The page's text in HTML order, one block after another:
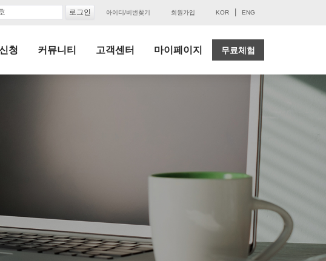
아이디/비번찾기 회원가입 KOR ENG
청 커뮤니티 고객센터 마이페이지 무료체험